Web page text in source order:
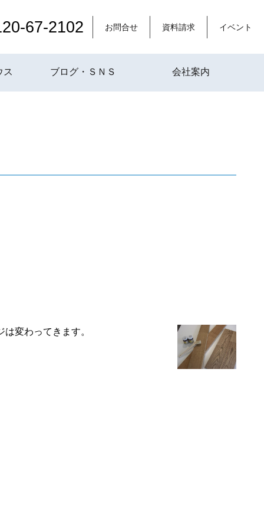
67-2102 お問合せ 資料請求 イベント
ス ブログ・ＳＮＳ 会社案内
変わってきます。